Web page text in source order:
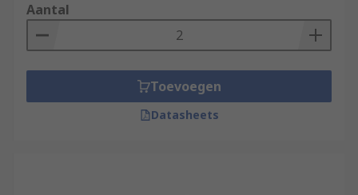
Aantal
Toevoegen
Datasheets